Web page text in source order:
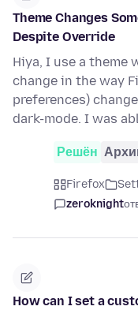
Theme Changes
Despite Override
Hiya, I use a theme
change in the way
preferences)
dark-mode. I was
Решён
Firefox
zeroknight
How can I set a